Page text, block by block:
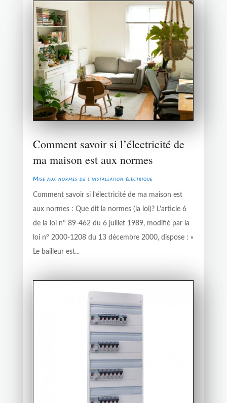
Comment savoir si l’électricité de
ma maison est aux normes
Mise aux normes de l'installation électrique
Comment savoir si l’électricité de ma maison est
aux normes : Que dit la normes (la loi)? L'article 6
de la loi n° 89-462 du 6 juillet 1989, modifié par la
loi n° 2000-1208 du 13 décembre 2000, dispose : «
Le bailleur est...